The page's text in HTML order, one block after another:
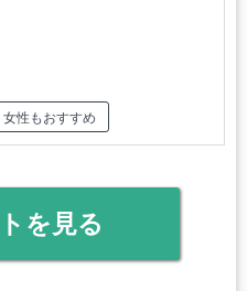
女性もおすすめ
を見る